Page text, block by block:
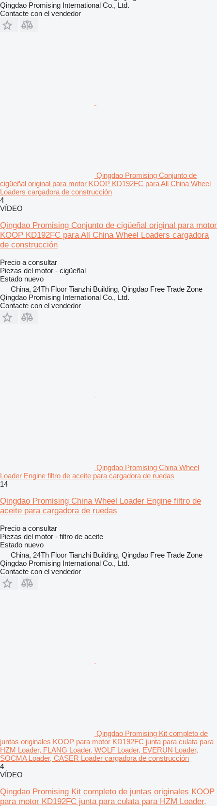
Qingdao Promising International Co., Ltd.
Contacte con el vendedor
Qingdao Promising Conjunto de
cigüeñal original para motor KOOP KD192FC para All China Wheel
Loaders cargadora de construcción
4
VÍDEO
Qingdao Promising Conjunto de cigüeñal original para motor
KOOP KD192FC para All China Wheel Loaders cargadora
de construcción
Precio a consultar
Piezas del motor - cigüeñal
Estado nuevo
China, 24Th Floor Tianzhi Building, Qingdao Free Trade Zone
Qingdao Promising International Co., Ltd.
Contacte con el vendedor
Qingdao Promising China Wheel
Loader Engine filtro de aceite para cargadora de ruedas
14
Qingdao Promising China Wheel Loader Engine filtro de
aceite para cargadora de ruedas
Precio a consultar
Piezas del motor - filtro de aceite
Estado nuevo
China, 24Th Floor Tianzhi Building, Qingdao Free Trade Zone
Qingdao Promising International Co., Ltd.
Contacte con el vendedor
Qingdao Promising Kit completo de
juntas originales KOOP para motor KD192FC junta para culata para
HZM Loader, FLANG Loader, WOLF Loader, EVERUN Loader,
SOCMA Loader, CASER Loader cargadora de construcción
4
VÍDEO
Qingdao Promising Kit completo de juntas originales KOOP
para motor KD192FC junta para culata para HZM Loader,